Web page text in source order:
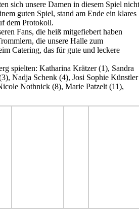
sich unsere Damen in diesem Spiel nicht
guten Spiel, stand am Ende ein klares
dem Protokoll.
Fans, die heiß mitgefiebert haben
die unsere Halle zum
Catering, das für gute und leckere
spielten: Katharina Krätzer (1), Sandra
Nadja Schenk (4), Josi Sophie Künstler
Nothnick (8), Marie Patzelt (11),